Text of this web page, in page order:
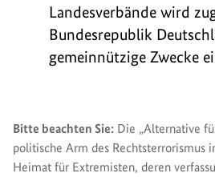
Landesverbände wird
Bundesrepublik
gemeinnützige Zwecke
Bitte beachten Sie: Die „Alternative
politische Arm des Rechtsterrorismus
Heimat für Extremisten, deren